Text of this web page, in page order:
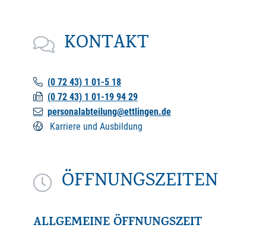
KONTAKT
(0 72 43) 1 01-5 18
(0 72 43) 1 01-19 94 29
personalabteilung@ettlingen.de
Karriere und Ausbildung
ÖFFNUNGSZEITEN
ALLGEMEINE ÖFFNUNGSZEIT